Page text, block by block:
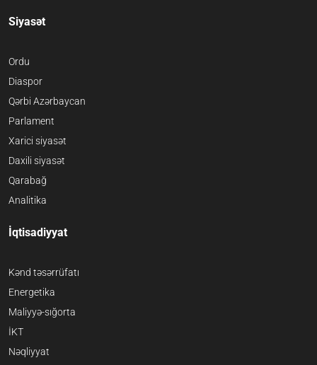
Siyasət
Ordu
Diaspor
Qərbi Azərbaycan
Parlament
Xarici siyasət
Daxili siyasət
Qarabağ
Analitika
İqtisadiyyat
Kənd təsərrüfatı
Energetika
Maliyyə-sığorta
İKT
Nəqliyyat